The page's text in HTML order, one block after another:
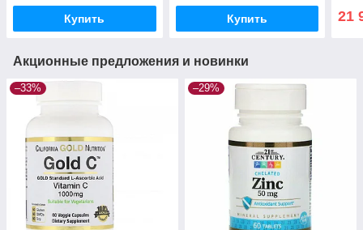
Купить Купить 21
Акционные предложения и новинки
–33% –29%